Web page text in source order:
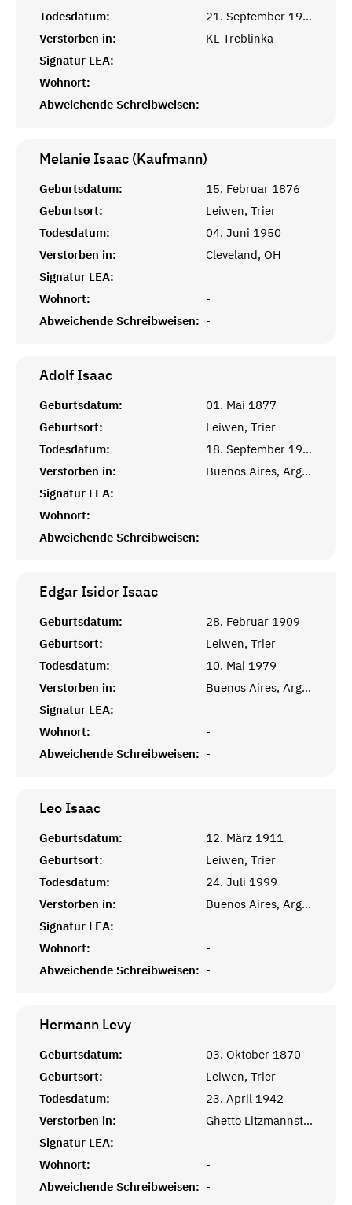
Todesdatum:
21. September 1942
Verstorben in:
KL Treblinka
Signatur LEA:
Wohnort:
-
Abweichende Schreibweisen: -
Melanie Isaac (Kaufmann)
Geburtsdatum:
15. Februar 1876
Geburtsort:
Leiwen, Trier
Todesdatum:
04. Juni 1950
Verstorben in:
Cleveland, OH
Signatur LEA:
Wohnort:
-
Abweichende Schreibweisen: -
Adolf Isaac
Geburtsdatum:
01. Mai 1877
Geburtsort:
Leiwen, Trier
Todesdatum:
18. September 1967
Verstorben in:
Buenos Aires, Argentinien
Signatur LEA:
Wohnort:
-
Abweichende Schreibweisen: -
Edgar Isidor Isaac
Geburtsdatum:
28. Februar 1909
Geburtsort:
Leiwen, Trier
Todesdatum:
10. Mai 1979
Verstorben in:
Buenos Aires, Argentinien
Signatur LEA:
Wohnort:
-
Abweichende Schreibweisen: -
Leo Isaac
Geburtsdatum:
12. März 1911
Geburtsort:
Leiwen, Trier
Todesdatum:
24. Juli 1999
Verstorben in:
Buenos Aires, Argentinien
Signatur LEA:
Wohnort:
-
Abweichende Schreibweisen: -
Hermann Levy
Geburtsdatum:
03. Oktober 1870
Geburtsort:
Leiwen, Trier
Todesdatum:
23. April 1942
Verstorben in:
Ghetto Litzmannstadt
Signatur LEA:
Wohnort:
-
Abweichende Schreibweisen: -